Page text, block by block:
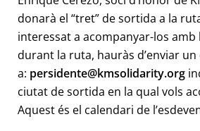
donarà el “tret” de sortida a la
interessat a acompanyar-los amb
durant la ruta, hauràs d’enviar
a: persidente@kmsolidarity.org
ciutat de sortida en la qual vols
Aquest és el calendari de